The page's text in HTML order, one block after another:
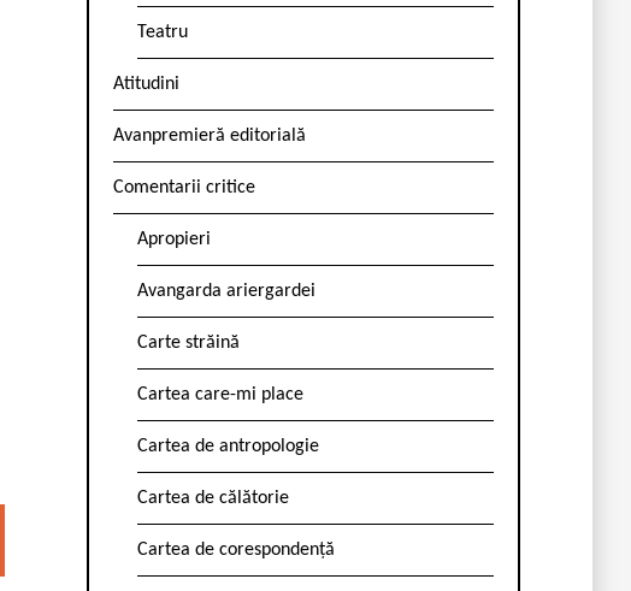
Teatru
Atitudini
Avanpremieră editorială
Comentarii critice
Apropieri
Avangarda ariergardei
Carte străină
Cartea care-mi place
Cartea de antropologie
Cartea de călătorie
Cartea de corespondență